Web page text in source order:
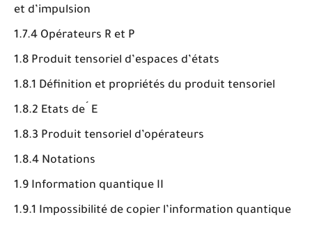
et d’impulsion
1.7.4 Opérateurs R et P
1.8 Produit tensoriel d’espaces d’états
1.8.1 Définition et propriétés du produit tensoriel
1.8.2 Etats de ́ E
1.8.3 Produit tensoriel d’opérateurs
1.8.4 Notations
1.9 Information quantique II
1.9.1 Impossibilité de copier l’information quantique